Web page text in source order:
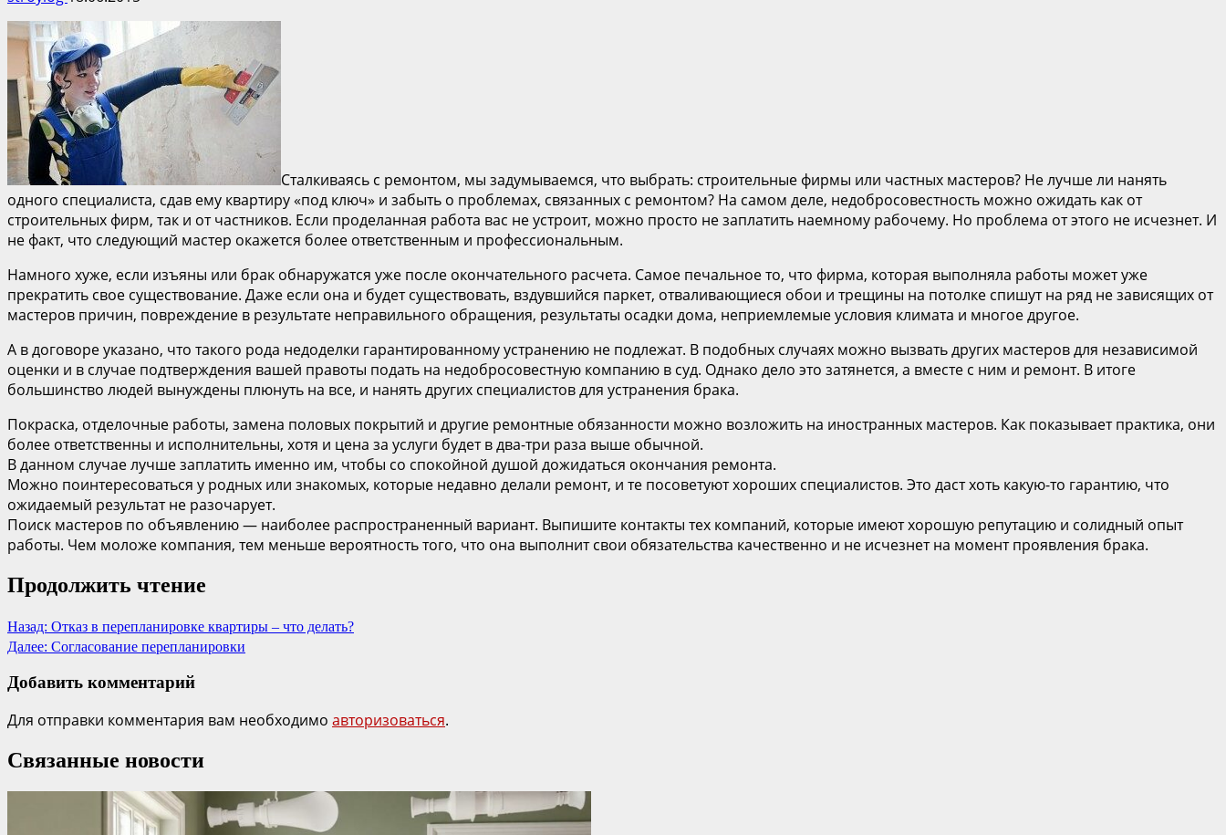
Сталкиваясь с ремонтом, мы задумываемся, что выбрать: строительные фирмы или частных мастеров? Не лучше ли нанять
одного специалиста, сдав ему квартиру «под ключ» и забыть о проблемах, связанных с ремонтом? На самом деле, недобросовестность можно ожидать как от
строительных фирм, так и от частников. Если проделанная работа вас не устроит, можно просто не заплатить наемному рабочему. Но проблема от этого не исчезнет. И
не факт, что следующий мастер окажется более ответственным и профессиональным.
Намного хуже, если изъяны или брак обнаружатся уже после окончательного расчета. Самое печальное то, что фирма, которая выполняла работы может уже
прекратить свое существование. Даже если она и будет существовать, вздувшийся паркет, отваливающиеся обои и трещины на потолке спишут на ряд не зависящих от
мастеров причин, повреждение в результате неправильного обращения, результаты осадки дома, неприемлемые условия климата и многое другое.
А в договоре указано, что такого рода недоделки гарантированному устранению не подлежат. В подобных случаях можно вызвать других мастеров для независимой
оценки и в случае подтверждения вашей правоты подать на недобросовестную компанию в суд. Однако дело это затянется, а вместе с ним и ремонт. В итоге
большинство людей вынуждены плюнуть на все, и нанять других специалистов для устранения брака.
Покраска, отделочные работы, замена половых покрытий и другие ремонтные обязанности можно возложить на иностранных мастеров. Как показывает практика, они
более ответственны и исполнительны, хотя и цена за услуги будет в два-три раза выше обычной.
В данном случае лучше заплатить именно им, чтобы со спокойной душой дожидаться окончания ремонта.
Можно поинтересоваться у родных или знакомых, которые недавно делали ремонт, и те посоветуют хороших специалистов. Это даст хоть какую-то гарантию, что
ожидаемый результат не разочарует.
Поиск мастеров по объявлению — наиболее распространенный вариант. Выпишите контакты тех компаний, которые имеют хорошую репутацию и солидный опыт
работы. Чем моложе компания, тем меньше вероятность того, что она выполнит свои обязательства качественно и не исчезнет на момент проявления брака.
Продолжить чтение
Назад: Отказ в перепланировке квартиры – что делать?
Далее: Согласование перепланировки
Добавить комментарий
Для отправки комментария вам необходимо авторизоваться.
Связанные новости